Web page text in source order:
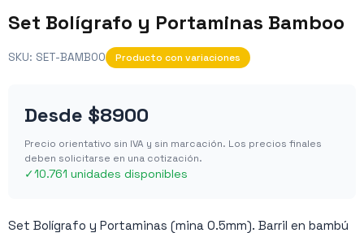
Set Bolígrafo y Portaminas Bamboo
SKU: SET-BAMBOO Producto con variaciones
Desde $8900
Precio orientativo sin IVA y sin marcación. Los precios finales
deben solicitarse en una cotización.
✓10.761 unidades disponibles
Set Bolígrafo y Portaminas (mina 0.5mm). Barril en bambú